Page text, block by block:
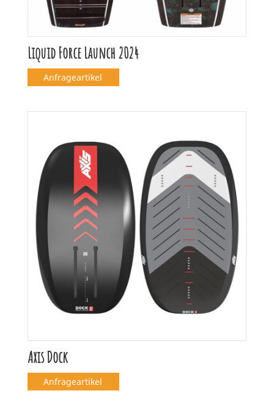
Liquid Force Launch 2024
Anfrageartikel
Axis Dock
Anfrageartikel